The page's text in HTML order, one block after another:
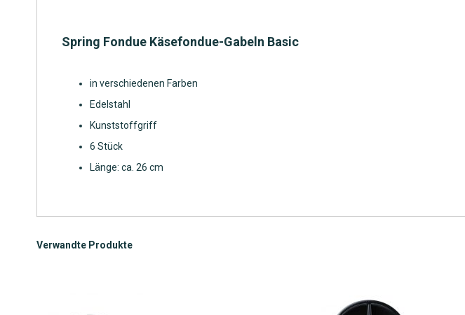
Spring Fondue Käsefondue-Gabeln Basic
in verschiedenen Farben
Edelstahl
Kunststoffgriff
6 Stück
Länge: ca. 26 cm
Verwandte Produkte